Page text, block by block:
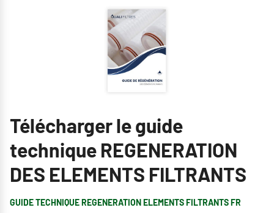
Télécharger le guide
technique REGENERATION
DES ELEMENTS FILTRANTS
GUIDE TECHNIQUE REGENERATION ELEMENTS FILTRANTS FR